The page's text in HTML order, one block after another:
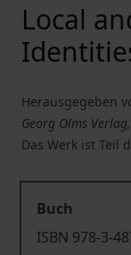
Local
Herausgegeben
Georg Olms
Das Werk ist Teil
Buch
ISBN 978-3-